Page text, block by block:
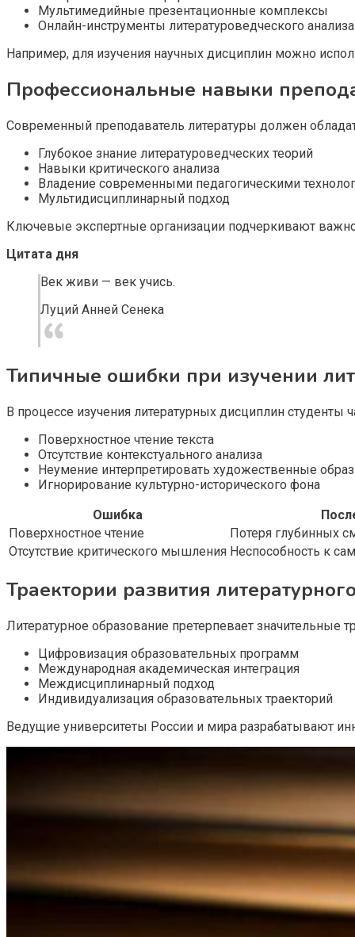
Мультимедийные презентационные комплексы
Онлайн-инструменты литературоведческого анализа
Например, для изучения научных дисциплин можно
Профессиональные навыки
Современный преподаватель литературы должен
Глубокое знание литературоведческих теорий
Навыки критического анализа
Владение современными педагогическими
Мультидисциплинарный подход
Ключевые экспертные организации подчеркивают
Цитата дня
Век живи — век учись.
Луций Анней Сенека
Типичные ошибки при изучении
В процессе изучения литературных дисциплин
Поверхностное чтение текста
Отсутствие контекстуального анализа
Неумение интерпретировать художественные
Игнорирование культурно-исторического фона
Ошибка
Поверхностное чтение
Потеря глубинных
Отсутствие критического мышления Неспособность к
Траектории развития
Литературное образование претерпевает
Цифровизация образовательных программ
Международная академическая интеграция
Междисциплинарный подход
Индивидуализация образовательных траекторий
Ведущие университеты России и мира разрабатывают